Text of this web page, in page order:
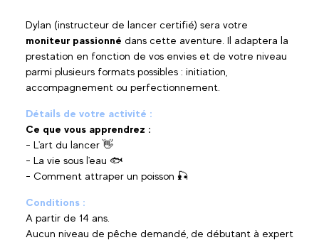
Dylan (instructeur de lancer certifié) sera votre
moniteur passionné dans cette aventure. Il adaptera la
prestation en fonction de vos envies et de votre niveau
parmi plusieurs formats possibles : initiation,
accompagnement ou perfectionnement.
Détails de votre activité :
Ce que vous apprendrez :
- L'art du lancer 👋
- La vie sous l'eau 🐟
- Comment attraper un poisson 🎣
Conditions :
A partir de 14 ans.
Aucun niveau de pêche demandé, de débutant à expert